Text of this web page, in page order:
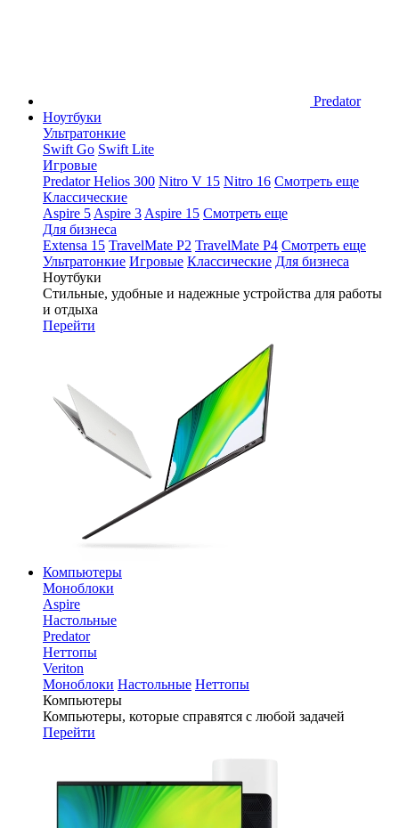
Predator
Ноутбуки
Ультратонкие
Swift Go Swift Lite
Игровые
Predator Helios 300 Nitro V 15 Nitro 16 Смотреть еще
Классические
Aspire 5 Aspire 3 Aspire 15 Смотреть еще
Для бизнеса
Extensa 15 TravelMate P2 TravelMate P4 Смотреть еще
Ультратонкие Игровые Классические Для бизнеса
Ноутбуки
Стильные, удобные и надежные устройства для работы
и отдыха
Перейти
Компьютеры
Моноблоки
Aspire
Настольные
Predator
Неттопы
Veriton
Моноблоки Настольные Неттопы
Компьютеры
Компьютеры, которые справятся с любой задачей
Перейти